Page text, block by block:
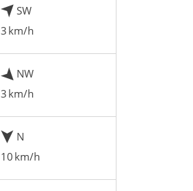
SW
3 km/h
NW
3 km/h
N
10 km/h